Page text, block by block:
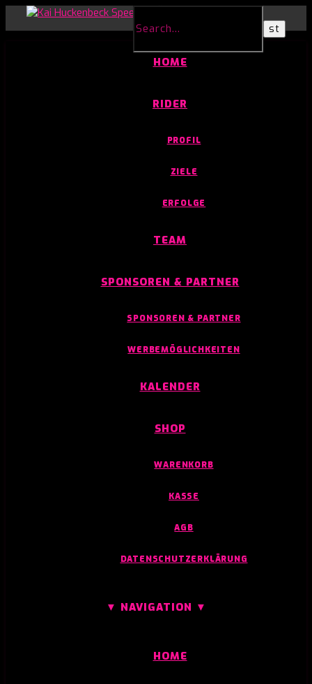
HOME
RIDER
PROFIL
ZIELE
ERFOLGE
TEAM
SPONSOREN & PARTNER
SPONSOREN & PARTNER
WERBEMÖGLICHKEITEN
KALENDER
SHOP
WARENKORB
KASSE
AGB
DATENSCHUTZERKLÄRUNG
▼ NAVIGATION ▼
HOME